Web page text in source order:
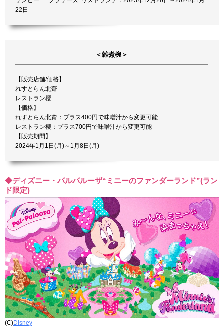
22日
＜雑煮椀＞
【販売店舗/価格】
れすとらん北齋
レストラン櫻
【価格】
れすとらん北齋：プラス400円で味噌汁から変更可能
レストラン櫻：プラス700円で味噌汁から変更可能
【販売期間】
2024年1月1日(月)～1月8日(月)
◆ディズニー・パルパルーザ“ミニーのファンダーランド”(ラン
ド限定)
(C)Disney